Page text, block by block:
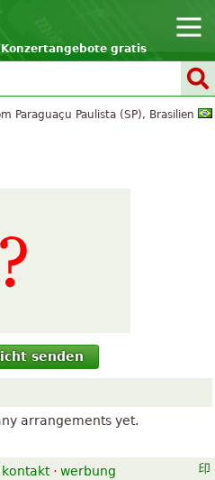
gratis
Paraguaçu Paulista (SP), Brasilien
senden
arrangements yet.
kontakt · werbung